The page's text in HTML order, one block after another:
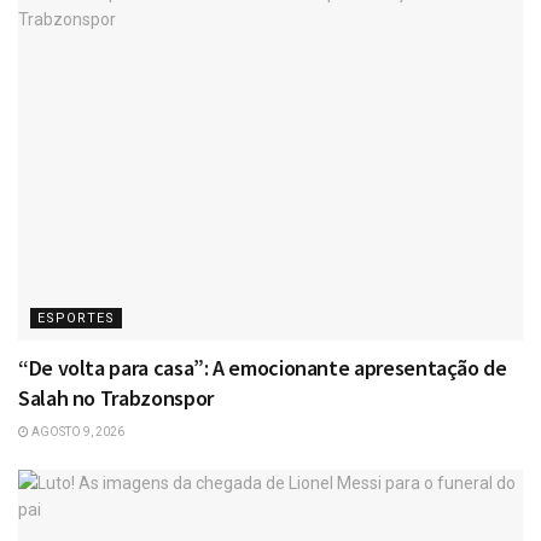
ESPORTES
“De volta para casa”: A emocionante apresentação de
Salah no Trabzonspor
AGOSTO 9, 2026